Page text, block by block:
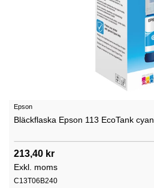
Epson
Bläckflaska Epson 113 EcoTank cyan
213,40 kr
Exkl. moms
C13T06B240